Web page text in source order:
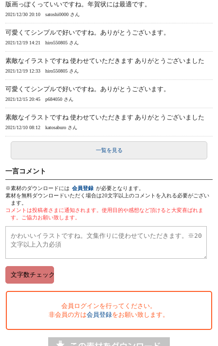
版画っぽくっていいですね。年賀状には最適です。
2021/12/30 20:10 satoshi0000 さん
可愛くてシンプルで好いですね。ありがとうございます。
2021/12/19 14:21 hiro550805 さん
素敵なイラストですね 使わせていただきます ありがとうございました
2021/12/19 12:33 hiro550805 さん
可愛くてシンプルで好いですね。ありがとうございます。
2021/12/15 20:45 p684050 さん
素敵なイラストですね 使わせていただきます ありがとうございました
2021/12/10 08:12 katosaburo さん
一覧を見る
一言コメント
※素材のダウンロードには 会員登録 が必要となります。
素材を無料ダウンロードいただく場合は20文字以上のコメントを入れる必要がござい
ます。
コメントは投稿者さまに通知されます。使用目的や感想など頂けると大変喜ばれま
す。ご協力お願い致します。
会員ログインを行ってください。
非会員の方は会員登録をお願い致します。